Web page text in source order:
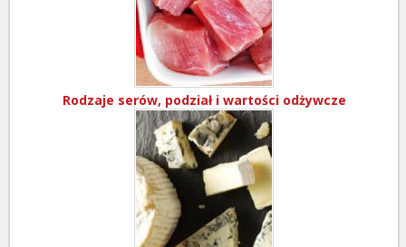
Rodzaje serów, podział i wartości odżywcze